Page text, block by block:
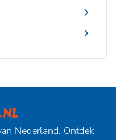
Nederland. Ontdek